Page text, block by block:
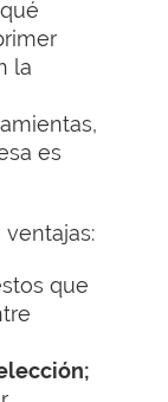
la
es
que